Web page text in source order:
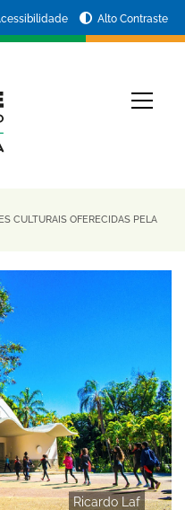
Alto Contraste
CULTURAIS OFERECIDAS PELA
Ricardo Laf